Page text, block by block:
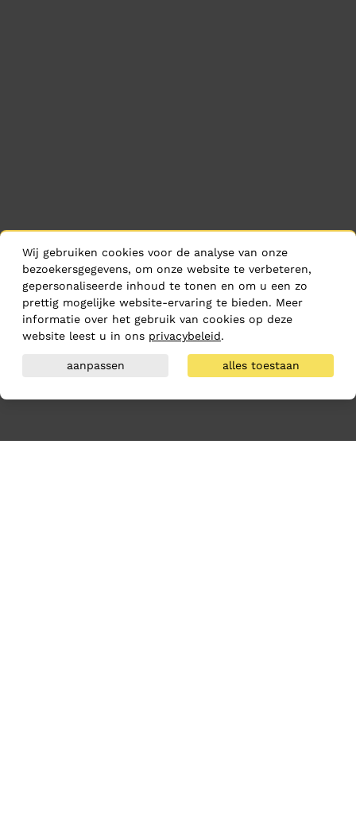
Wij gebruiken cookies voor de analyse van onze
bezoekersgegevens, om onze website te verbeteren,
gepersonaliseerde inhoud te tonen en om u een zo
prettig mogelijke website-ervaring te bieden. Meer
informatie over het gebruik van cookies op deze
website leest u in ons privacybeleid.
aanpassen alles toestaan